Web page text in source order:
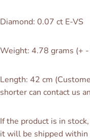
Diamond: 0.07 ct E-VS
Weight: 4.78 grams (+
Length: 42 cm
shorter can contact us
If the product is in
it will be shipped within